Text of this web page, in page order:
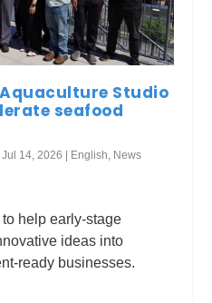
Studio
seafood
Jul 14, 2026 | English News
help early-stage
ideas into
ready businesses.